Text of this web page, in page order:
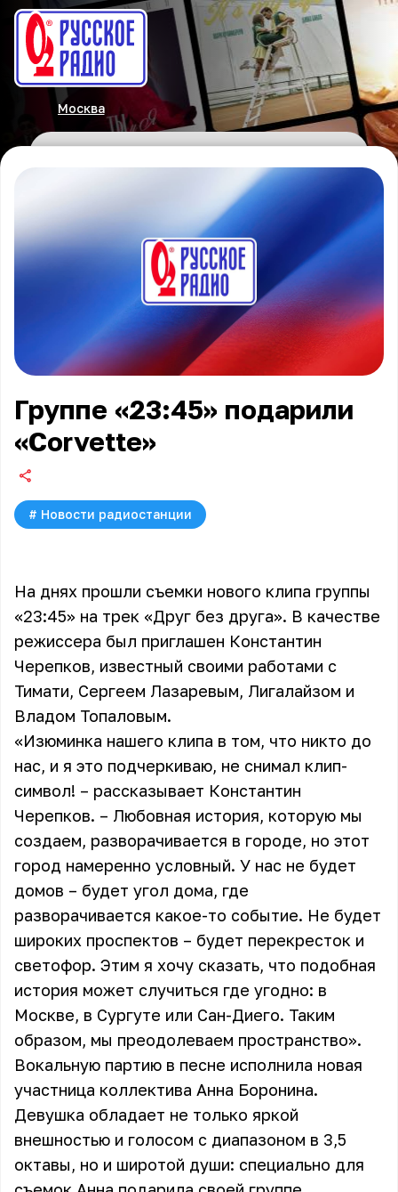
Москва
Группе «23:45» подарили
«Corvette»
# Новости радиостанции
На днях прошли съемки нового клипа группы
«23:45» на трек «Друг без друга». В качестве
режиссера был приглашен Константин
Черепков, известный своими работами с
Тимати, Сергеем Лазаревым, Лигалайзом и
Владом Топаловым.
«Изюминка нашего клипа в том, что никто до
нас, и я это подчеркиваю, не снимал клип-
символ! – рассказывает Константин
Черепков. – Любовная история, которую мы
создаем, разворачивается в городе, но этот
город намеренно условный. У нас не будет
домов – будет угол дома, где
разворачивается какое-то событие. Не будет
широких проспектов – будет перекресток и
светофор. Этим я хочу сказать, что подобная
история может случиться где угодно: в
Москве, в Сургуте или Сан-Диего. Таким
образом, мы преодолеваем пространство».
Вокальную партию в песне исполнила новая
участница коллектива Анна Боронина.
Девушка обладает не только яркой
внешностью и голосом с диапазоном в 3,5
октавы, но и широтой души: специально для